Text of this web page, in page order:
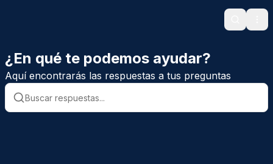
Search
¿En qué te podemos ayudar?
Aquí encontrarás las respuestas a tus preguntas